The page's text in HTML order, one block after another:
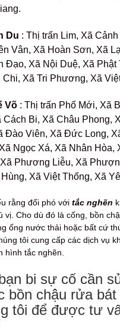
Du : Thị trấn Lim, Xã
Vân, Xã Hoàn Sơn, Xã
Đạo, Xã Nội Duệ, Xã Phật
Chi, Xã Tri Phương, Xã
Võ : Thị trấn Phố Mới, Xã
Cách Bi, Xã Châu Phong,
Đào Viên, Xã Đức Long,
Ngọc Xá, Xã Nhân Hòa,
Phương Liễu, Xã
Xã Việt Thống, Xã
rằng đối phó với tắc nghẽn
vị. Cho dù đó là cống, bồn
ống nước thải hoặc bất cứ
tôi cung cấp các dịch vụ
hình tắc nghẽn.
bi sự cố cần
bồn chậu rửa
tôi để được tư